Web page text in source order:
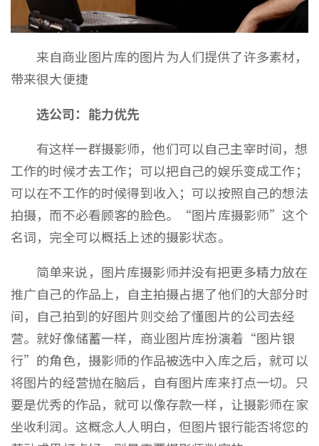
来自商业图片库的图片为人们提供了许多素材，
带来很大便捷
选公司：能力优先
有这样一群摄影师，他们可以自己主宰时间，想
工作的时候才去工作；可以把自己的娱乐变成工作；
可以在不工作的时候得到收入；可以按照自己的想法
拍摄，而不必看顾客的脸色。“图片库摄影师”这个
名词，完全可以概括上述的摄影状态。
简单来说，图片库摄影师并没有把更多精力放在
推广自己的作品上，自主拍摄占据了他们的大部分时
间，自己拍到的好图片则交给了懂图片的公司去经
营。就好像储蓄一样，商业图片库扮演着“图片银
行”的角色，摄影师的作品被选中入库之后，就可以
将图片的经营抛在脑后，自有图片库来打点一切。只
要是优秀的作品，就可以像存款一样，让摄影师在家
坐收利润。这概念人人明白，但图片银行能否将您的